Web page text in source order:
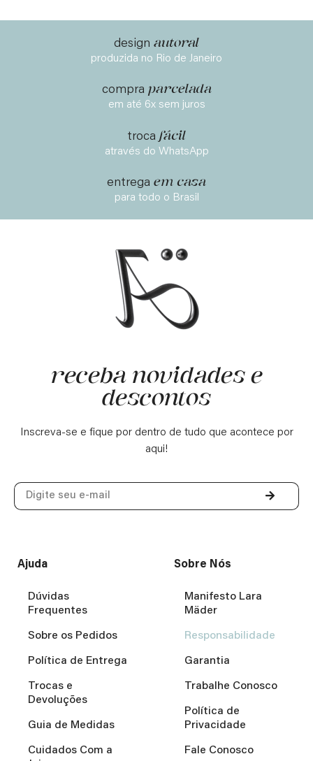
design autoral
produzida no Rio de Janeiro
compra parcelada
em até 6x sem juros
troca fácil
através do WhatsApp
entrega em casa
para todo o Brasil
receba novidades e
descontos
Inscreva-se e fique por dentro de tudo que acontece por
aqui!
Ajuda
Dúvidas
Frequentes
Sobre os Pedidos
Política de Entrega
Trocas e
Devoluções
Guia de Medidas
Cuidados Com a
Sobre Nós
Manifesto Lara
Mäder
Responsabilidade
Garantia
Trabalhe Conosco
Política de
Privacidade
Fale Conosco